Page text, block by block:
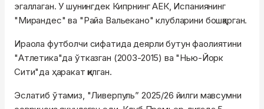
эгаллаган. У шунингдек Кипрнинг АЕК, Испаниянинг
"Мирандес" ва "Райа Вальекано" клубларини бошқарган.
Ираола футболчи сифатида деярли бутун фаолиятини
"Атлетика"да ўтказган (2003-2015) ва "Нью-Йорк
Сити"да ҳаракат қилган.
Эслатиб ўтамиз, "Ливерпуль” 2025/26 йилги мавсумни